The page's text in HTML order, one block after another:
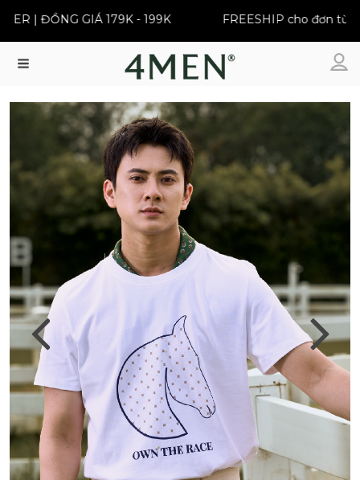
| ĐỒNG GIÁ 179K - 199K FREESHIP cho đơn từ 399K